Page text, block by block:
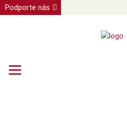
Podporte nás